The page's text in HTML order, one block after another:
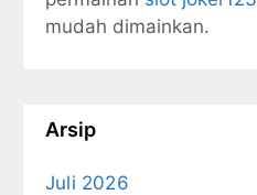
mudah dimainkan.
Arsip
Juli 2026